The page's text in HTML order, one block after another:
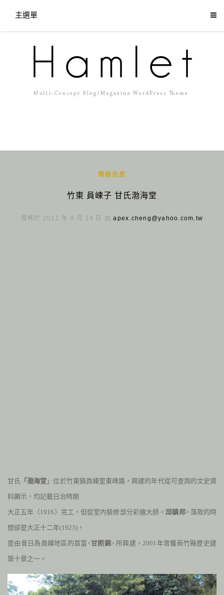
主選單
傳統民居
竹東 員崠子 甘氏渤海堂
發佈於 2011 年 8 月 14 日 由apex.cheng@yahoo.com.tw
甘氏 「渤海堂 」位於竹東鎮員崠里東峰路，興建的年代從可查詢的文史資
料顯示，均記載日治時期
大正五年（1916 ）完工，但從室內裝修部分彩繪大師 <邱鎮邦> 落款的時
間卻是大正十二年(1923) ，
是由昔日為員崠地區的首富<甘照錦> 所興建，2001年曾獲新竹縣歷史建
築十景之一 。